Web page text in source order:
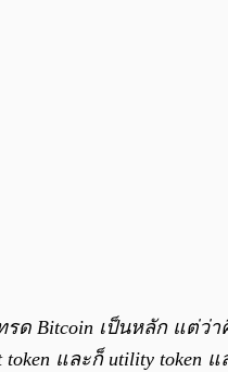
ด Bitcoin เป็นหลัก แต่ว่า
และก็ utility token แ